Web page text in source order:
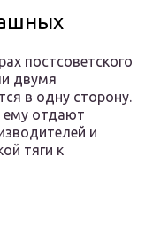
постсоветского
двумя
в одну сторону.
ему отдают
и
тяги к